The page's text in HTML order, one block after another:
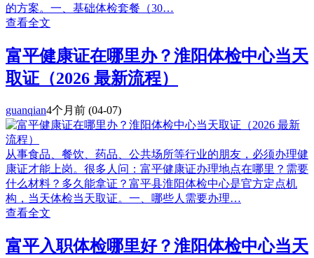
的方案。一、基础体检套餐（30…
查看全文
富平健康证在哪里办？淮阳体检中心当天
取证（2026 最新流程）
guanqian4个月前 (04-07)
从事食品、餐饮、药品、公共场所等行业的朋友，必须办理健
康证才能上岗。很多人问：富平健康证办理地点在哪里？需要
什么材料？多久能拿证？富平县淮阳体检中心是官方定点机
构，当天体检当天取证。一、哪些人需要办理…
查看全文
富平入职体检哪里好？淮阳体检中心当天